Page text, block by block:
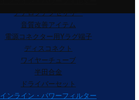
アナログアクセサリー
音質改善アイテム
電源コネクター用Yラグ端子
ディスコネクト
ワイヤーチューブ
半田合金
ドライバーセット
インライン・パワーフィルター